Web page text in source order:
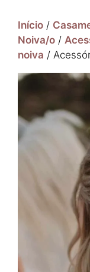
Início /
Noiva/o /
noiva /